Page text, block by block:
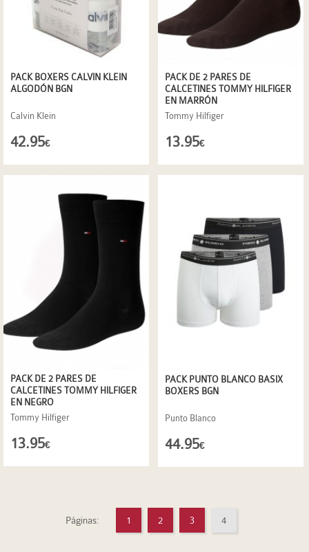
PACK BOXERS CALVIN KLEIN
ALGODÓN BGN
Calvin Klein
42.95€
PACK DE 2 PARES DE
CALCETINES TOMMY HILFIGER
EN MARRÓN
Tommy Hilfiger
13.95€
PACK DE 2 PARES DE
CALCETINES TOMMY HILFIGER
EN NEGRO
Tommy Hilfiger
13.95€
PACK PUNTO BLANCO BASIX
BOXERS BGN
Punto Blanco
44.95€
Páginas: 1 2 3 4